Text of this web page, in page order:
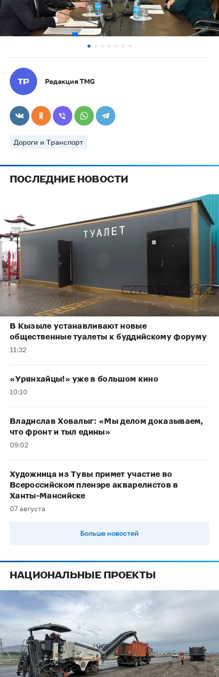
Редакция TMG
Дороги и Транспорт
ПОСЛЕДНИЕ НОВОСТИ
В Кызыле устанавливают новые
общественные туалеты к буддийскому форуму
11:32
«Урянхайцы!» уже в большом кино
10:10
Владислав Ховалыг: «Мы делом доказываем,
что фронт и тыл едины»
09:02
Художница из Тувы примет участие во
Всероссийском пленэре акварелистов в
Ханты-Мансийске
07 августа
Больше новостей
НАЦИОНАЛЬНЫЕ ПРОЕКТЫ